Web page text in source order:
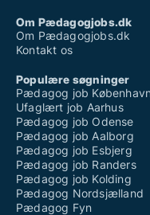
Om Pædagogjobs.dk
Om Pædagogjobs.dk
Kontakt os
Populære søgninger
Pædagog job
Ufaglært job Aarhus
Pædagog job Odense
Pædagog job Aalborg
Pædagog job Esbjerg
Pædagog job Randers
Pædagog job Kolding
Pædagog Nordsjælland
Pædagog Fyn